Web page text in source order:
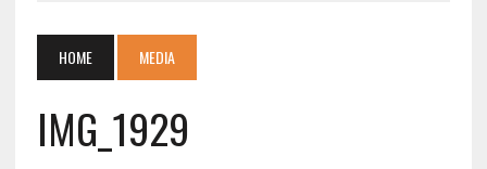
HOME MEDIA
IMG_1929